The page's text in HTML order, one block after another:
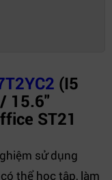
(I5
15.6"
ST21
sử dụng
thể học tập, làm